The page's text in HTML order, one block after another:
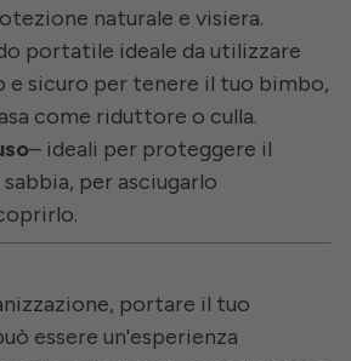
naturale e visiera.
portatile ideale da utilizzare
e sicuro per tenere il tuo bimbo,
come riduttore o culla.
– ideali per proteggere il
per asciugarlo
portare il tuo
essere un'esperienza